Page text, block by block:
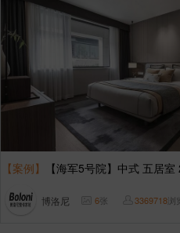
【案例】 【海军5号院】中式 五居室
博洛尼 6张 3369718浏